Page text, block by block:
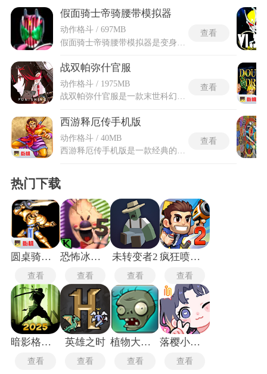
假面骑士帝骑腰带模拟器
动作格斗 / 697MB
查看
战双帕弥什官服
动作格斗 / 1975MB
战双帕弥什官服是一款末世科幻题材的3D动作手游，由库洛游戏开发，背景设定在2079年帕弥什病毒爆发的未来世界，人类文明濒临崩溃，玩家作为指挥官带领仿生人形“构造体”展开生存之战。游戏融合了即时战斗与创新三消机制，通过消除红黄蓝信号球触发技能，搭配普攻、闪避与必杀技打出华丽连招。角色涵盖露西亚、里等众多构造体，技能各异，关卡包括主线剧情、日常副本、幻痛囚笼和纷争战区等，辅以养成系统和多语言声优配置。
查看
西游释厄传手机版
动作格斗 / 40MB
查看
热门下载
圆桌骑士单机版
查看
恐怖冰淇淋5黑客模组
查看
未转变者2
查看
疯狂喷气机2中文版
查看
暗影格斗2手机版
查看
英雄之时
查看
植物大战僵尸1.0.0版本
查看
落樱小屋2最新版
查看